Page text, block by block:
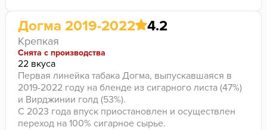
Догма 2019-2022 4.2
Крепкая
Снята с производства
22 вкуса
Первая линейка табака Догма, выпускавшаяся в
2019-2022 году на бленде из сигарного листа (47%)
и Вирджинии голд (53%).
С 2023 года впуск приостановлен и осуществлен
переход на 100% сигарное сырье.